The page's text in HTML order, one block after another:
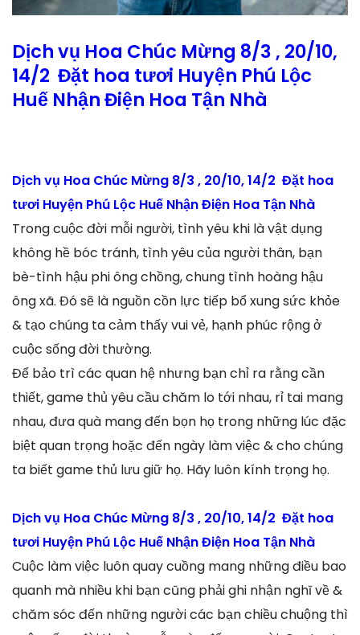
Dịch vụ Hoa Chúc Mừng 8/3 , 20/10,
14/2 Đặt hoa tươi Huyện Phú Lộc
Huế Nhận Điện Hoa Tận Nhà
Dịch vụ Hoa Chúc Mừng 8/3 , 20/10, 14/2 Đặt hoa
tươi Huyện Phú Lộc Huế Nhận Điện Hoa Tận Nhà
Trong cuộc đời mỗi người, tình yêu khi là vật dụng
không hề bóc tránh, tình yêu của người thân, bạn
bè-tình hậu phi ông chồng, chung tình hoàng hậu
ông xã. Đó sẽ là nguồn cồn lực tiếp bổ xung sức khỏe
& tạo chúng ta cảm thấy vui vẻ, hạnh phúc rộng ở
cuộc sống đời thường.
Để bảo trì các quan hệ nhưng bạn chỉ ra rằng cần
thiết, game thủ yêu cầu chăm lo tới nhau, rỉ tai mang
nhau, đưa quà mang đến bọn họ trong những lúc đặc
biệt quan trọng hoặc đến ngày làm việc & cho chúng
ta biết game thủ lưu giữ họ. Hãy luôn kính trọng họ.
Dịch vụ Hoa Chúc Mừng 8/3 , 20/10, 14/2 Đặt hoa
tươi Huyện Phú Lộc Huế Nhận Điện Hoa Tận Nhà
Cuộc làm việc luôn quay cuồng mang những điều bao
quanh mà nhiều khi bạn cũng phải ghi nhận nghĩ về &
chăm sóc đến những người các bạn chiều chuộng thì